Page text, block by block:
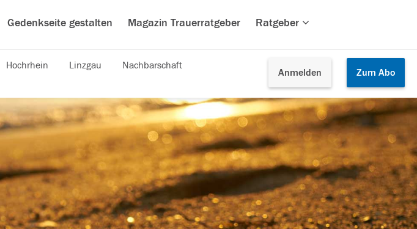
Gedenkseite gestalten Magazin Trauerratgeber Ratgeber
Anmelden Zum Abo
Hochrhein Linzgau Nachbarschaft